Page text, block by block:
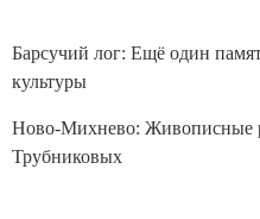
Барсучий лог: Ещё один
культуры
Ново-Михнево: Живописные
Трубниковых